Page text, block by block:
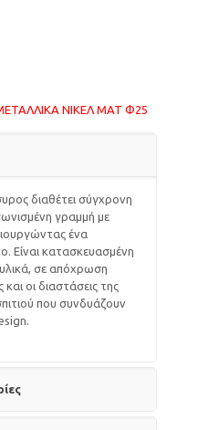
ΝΙΚΕΛ ΜΑΤ Φ25
διαθέτει σύγχρονη
γραμμή με
ένα
Είναι κατασκευασμένη
υλικά, σε απόχρωση
οι διαστάσεις της
που συνδυάζουν